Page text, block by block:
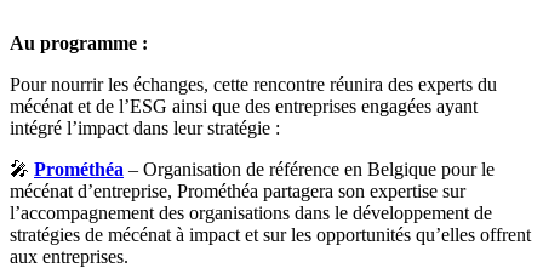
Au programme :
Pour nourrir les échanges, cette rencontre réunira des experts du
mécénat et de l’ESG ainsi que des entreprises engagées ayant
intégré l’impact dans leur stratégie :
🎤 Prométhéa – Organisation de référence en Belgique pour le
mécénat d’entreprise, Prométhéa partagera son expertise sur
l’accompagnement des organisations dans le développement de
stratégies de mécénat à impact et sur les opportunités qu’elles offrent
aux entreprises.